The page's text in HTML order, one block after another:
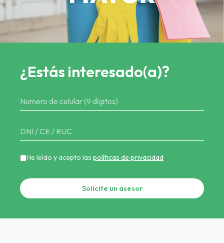
¿Estás interesado(a)?
He leído y acepto las políticas de privacidad
Solicite un asesor